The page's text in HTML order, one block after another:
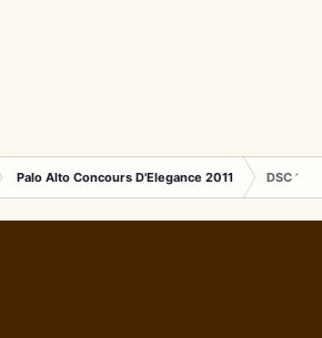
Palo Alto Concours D'Elegance 2011 DSC